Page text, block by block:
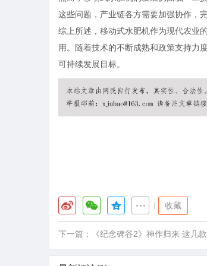
这些问题，产业链各方需要加强协作，
综上所述，移动式水肥机作为现代农业
用。随着技术的不断成熟和政策支持力
可持续发展目标。
收藏
下一篇： 《纪念碑谷2》神作归来 这几